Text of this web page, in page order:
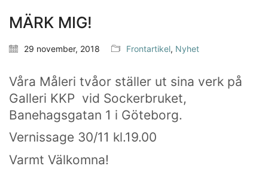
MÄRK MIG!
29 november, 2018 Frontartikel, Nyhet
Våra Måleri tvåor ställer ut sina verk på
Galleri KKP vid Sockerbruket,
Banehagsgatan 1 i Göteborg.
Vernissage 30/11 kl.19.00
Varmt Välkomna!
HITTA OSS
Första Långgatan 10,
413 03 Göteborg, Sweden
Telefon: +46 31 14 80 61